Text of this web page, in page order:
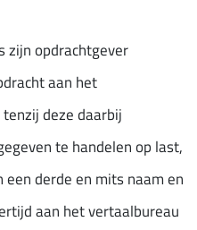
zijn opdrachtgever
aan het
deze daarbij
te handelen op last,
derde en mits naam en
aan het vertaalbureau